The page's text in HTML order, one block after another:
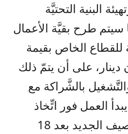
البنية التحتيَّة
سيتم طرح بقيَّة الأعمال
للقطاع الخاص بقيمة
16 مليون دينار، على أن يتمّ ذلك
بالشَّراكة مع
العمل فور اتِّخاذ
القرار وإنجاز الرَّصيف الجديد بعد 18